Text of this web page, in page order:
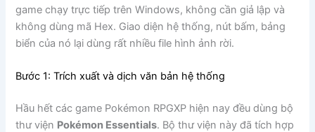
game chạy trực tiếp trên Windows, không cần giả lập và
không dùng mã Hex. Giao diện hệ thống, nút bấm, bảng
biển của nó lại dùng rất nhiều file hình ảnh rời.
Bước 1: Trích xuất và dịch văn bản hệ thống
Hầu hết các game Pokémon RPGXP hiện nay đều dùng bộ
thư viện Pokémon Essentials. Bộ thư viện này đã tích hợp